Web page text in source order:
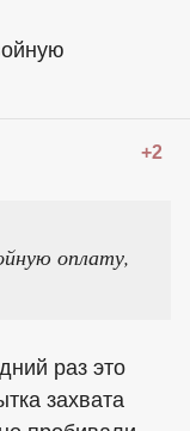
+2
оплату,
раз это
захвата